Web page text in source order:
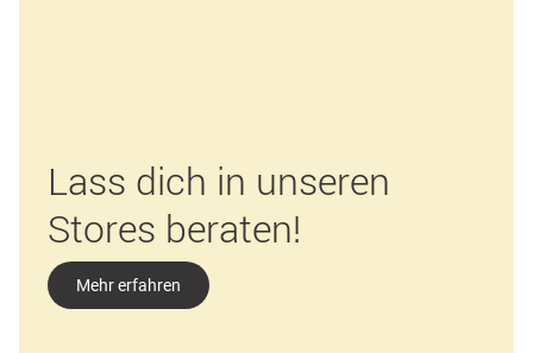
Lass dich in unseren
Stores beraten!
Mehr erfahren